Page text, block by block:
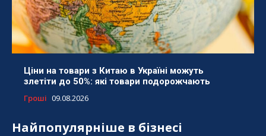
Ціни на товари з Китаю в Україні можуть
злетіти до 50%: які товари подорожчають
Гроші 09.08.2026
Найпопулярніше в бізнесі